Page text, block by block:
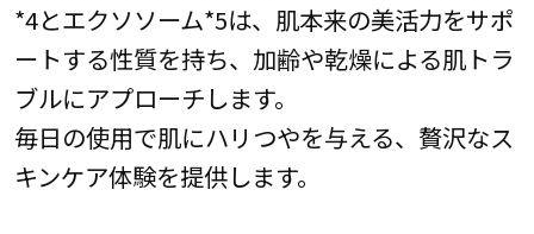
*4とエクソソーム*5は、肌本来の美活力をサポ
ートする性質を持ち、加齢や乾燥による肌トラ
ブルにアプローチします。
毎日の使用で肌にハリつやを与える、贅沢なス
キンケア体験を提供します。